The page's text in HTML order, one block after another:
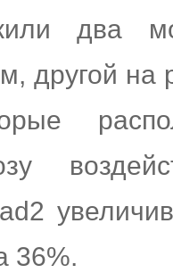
два
другой
36%.